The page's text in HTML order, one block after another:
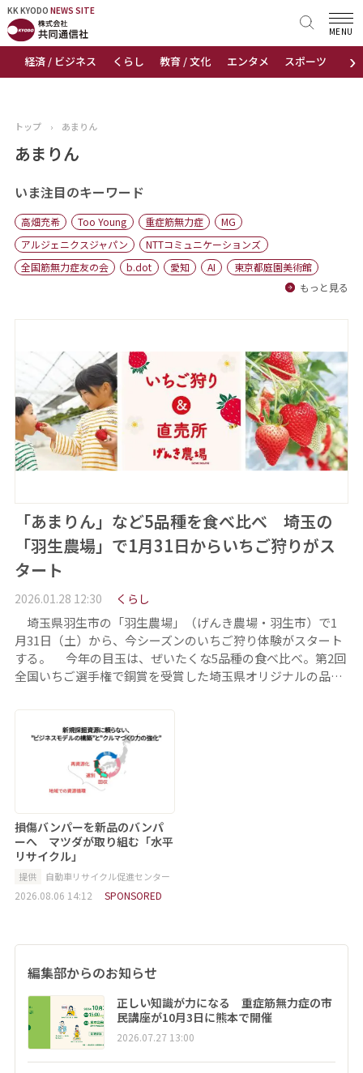
KK KYODO NEWS SITE
›
経済 / ビジネス くらし 教育 / 文化 エンタメ スポーツ 地域
MENU
KK KYODONEWS SITE
トップページ
ニュース
おすすめコンテンツ
出版物
会社概要
トップ › あまりん
あまりん
いま注目のキーワード
高畑充希 Too Young 重症筋無力症
MG
アルジェニクスジャパン
NTTコミュニケーションズ
全国筋無力症友の会
b.dot 愛知 AI
東京都庭園美術館
もっと見る
「あまりん」など5品種を食べ比べ 埼玉の
「羽生農場」で1月31日からいちご狩りがス
タート
2026.01.28 12:30 くらし
埼玉県羽生市の「羽生農場」（げんき農場・羽生市）で1
月31日（土）から、今シーズンのいちご狩り体験がスタート
する。 今年の目玉は、ぜいたくな5品種の食べ比べ。第2回
全国いちご選手権で銅賞を受賞した埼玉県オリジナルの品…
損傷バンパーを新品のバンパ
ーへ マツダが取り組む「水平
リサイクル」
提供 自動車リサイクル促進センター
2026.08.06 14:12 SPONSORED
編集部からのお知らせ
正しい知識が力になる 重症筋無力症の市
民講座が10月3日に熊本で開催
2026.07.27 13:00